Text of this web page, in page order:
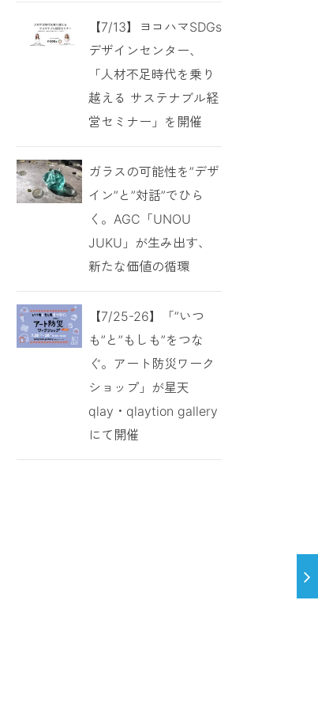
【7/13】ヨコハマSDGs
デザインセンター、
「人材不足時代を乗り
越える サステナブル経
営セミナー」を開催
ガラスの可能性を”デザ
イン”と”対話”でひら
く。AGC「UNOU
JUKU」が生み出す、
新たな価値の循環
【7/25-26】「”いつ
も”と”もしも”をつな
ぐ。アート防災ワーク
ショップ」が星天
qlay・qlaytion gallery
にて開催